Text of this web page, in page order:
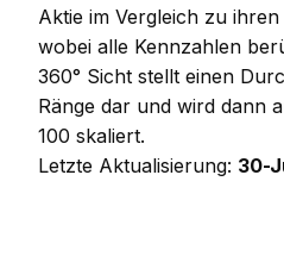
Aktie im Vergleich zu
wobei alle Kennzahlen
360° Sicht stellt einen
Ränge dar und wird dann
100 skaliert.
Letzte Aktualisierung: 30-